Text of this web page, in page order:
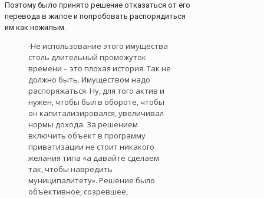
Поэтому было принято решение отказаться от его
перевода в жилое и попробовать распорядиться
им как нежилым.
-Не использование этого имущества
столь длительный промежуток
времени – это плохая история. Так не
должно быть. Имуществом надо
распоряжаться. Ну, для того актив и
нужен, чтобы был в обороте, чтобы
он капитализировался, увеличивал
нормы дохода. За решением
включить объект в программу
приватизации не стоит никакого
желания типа «а давайте сделаем
так, чтобы навредить
муниципалитету». Решение было
объективное, созревшее,